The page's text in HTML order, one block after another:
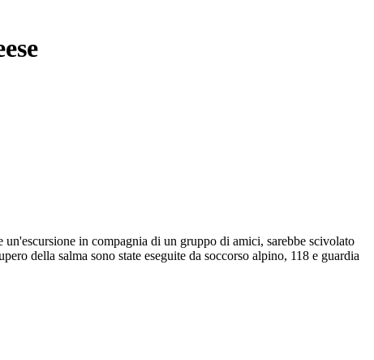
in compagnia di un gruppo di amici, sarebbe scivolato
della salma sono state eseguite da soccorso alpino, 118 e guardia